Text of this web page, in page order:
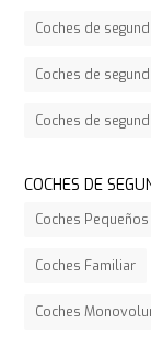
Coches de
Coches de
Coches de
COCHES DE
Coches Pequeños
Coches Familiar
Coches